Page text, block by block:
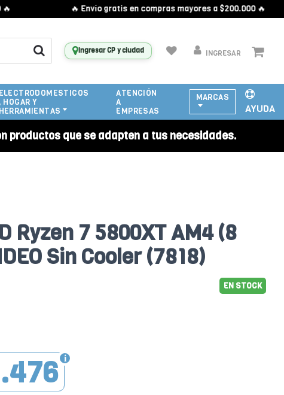
🔥 Envío gratis en compras mayores a $200.000 🔥
Ingresar CP y ciudad INGRESAR
ELECTRODOMESTICOS
, HOGAR Y
HERRAMIENTAS
ATENCIÓN
A
EMPRESAS
MARCAS
AYUDA
productos que se adapten a tus necesidades.
Ryzen 7 5800XT AM4 (8
Sin Cooler (7818)
EN STOCK